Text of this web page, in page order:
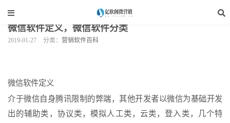
当前位置： 软件资讯 > 营销软件百科
微信软件定义，微信软件分类
2019-01-27 分类： 营销软件百科
微信软件定义
介于微信自身腾讯限制的弊端，其他开发者以微信为基础开发
出的辅助类，协议类，模拟人工类，云类，登入类，几个特